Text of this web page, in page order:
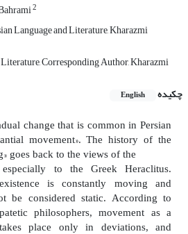
2
Language and Literature, Kharazmi
Corresponding Author, Kharazmi
چکیده
English
change that is common in Persian
movement«. The history of the
« goes back to the views of the
especially to the Greek Heraclitus.
is constantly moving and
be considered static. According to
philosophers, movement as a
place only in deviations, and